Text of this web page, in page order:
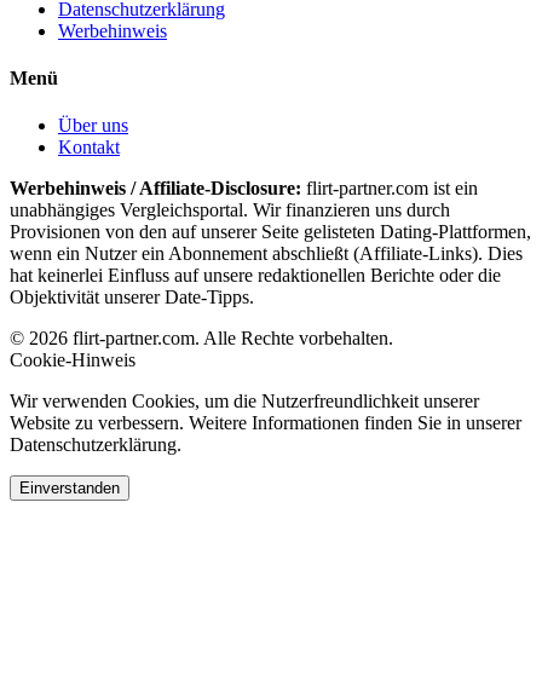
Datenschutzerklärung
Werbehinweis
Menü
Über uns
Kontakt
Werbehinweis / Affiliate-Disclosure: flirt-partner.com ist ein
unabhängiges Vergleichsportal. Wir finanzieren uns durch
Provisionen von den auf unserer Seite gelisteten Dating-Plattformen,
wenn ein Nutzer ein Abonnement abschließt (Affiliate-Links). Dies
hat keinerlei Einfluss auf unsere redaktionellen Berichte oder die
Objektivität unserer Date-Tipps.
© 2026 flirt-partner.com. Alle Rechte vorbehalten.
Cookie-Hinweis
Wir verwenden Cookies, um die Nutzerfreundlichkeit unserer
Website zu verbessern. Weitere Informationen finden Sie in unserer
Datenschutzerklärung.
Einverstanden